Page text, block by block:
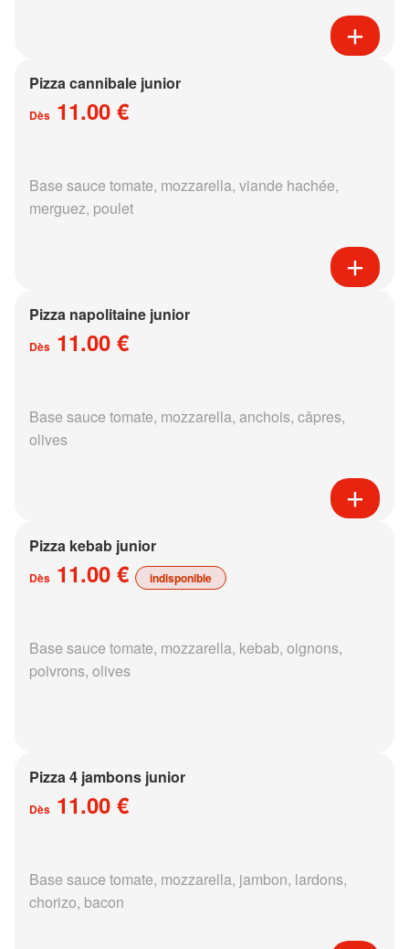
Pizza cannibale junior
Dès 11.00 €
Base sauce tomate, mozzarella, viande hachée,
merguez, poulet
Pizza napolitaine junior
Dès 11.00 €
Base sauce tomate, mozzarella, anchois, câpres,
olives
Pizza kebab junior
Dès 11.00 € indisponible
Base sauce tomate, mozzarella, kebab, oignons,
poivrons, olives
Pizza 4 jambons junior
Dès 11.00 €
Base sauce tomate, mozzarella, jambon, lardons,
chorizo, bacon